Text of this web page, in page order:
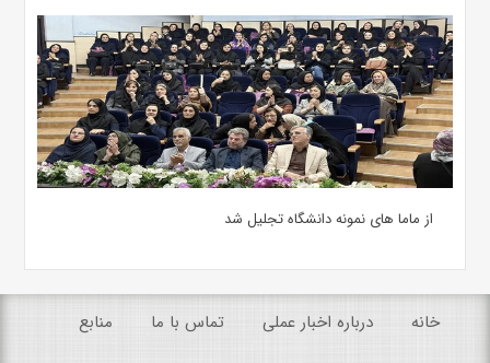
از ماما های نمونه دانشگاه تجلیل شد
خانه درباره اخبار عملی تماس با ما منابع